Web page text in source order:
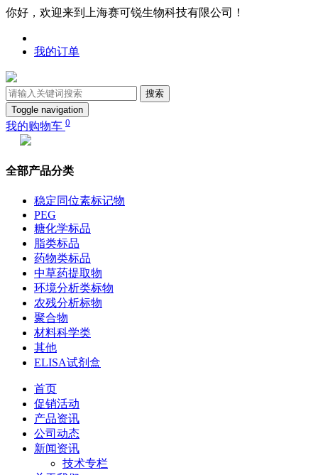
你好，欢迎来到上海赛可锐生物科技有限公司！
我的订单
搜索
Toggle navigation
我的购物车 0
全部产品分类
稳定同位素标记物
PEG
糖化学标品
脂类标品
药物类标品
中草药提取物
环境分析类标物
农残分析标物
聚合物
材料科学类
其他
ELISA试剂盒
首页
促销活动
产品资讯
公司动态
新闻资讯
技术专栏